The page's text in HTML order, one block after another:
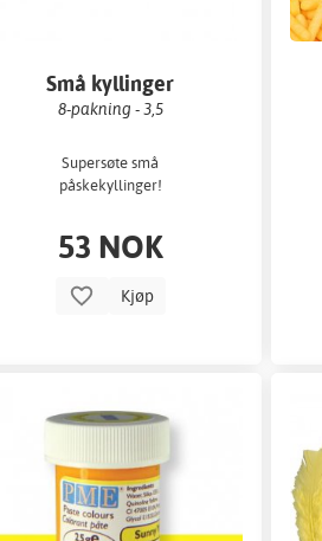
Små kyllinger
8-pakning - 3,5
Supersøte små
påskekyllinger!
53 NOK
Kjøp